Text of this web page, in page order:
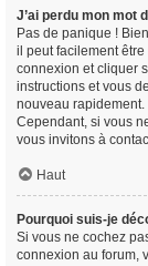
J’ai perdu mon mot
Pas de panique !
il peut facilement
connexion et cliquer
instructions et vous
nouveau rapidement.
Cependant, si vous
vous invitons à
Haut
Pourquoi suis-je
Si vous ne cochez
connexion au forum,